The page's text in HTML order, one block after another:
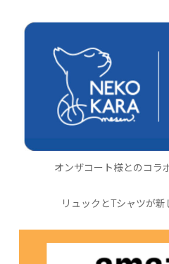
オンザコート様とのコラ
リュックとTシャツが新